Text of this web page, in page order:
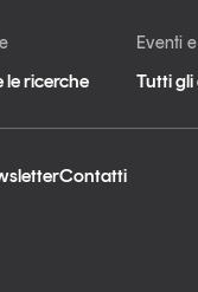
le ricerche
Eventi
Tutti
Contatti